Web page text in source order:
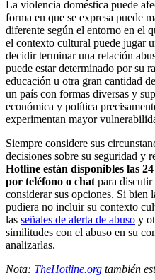
La violencia doméstica puede
forma en que se expresa puede
diferente según el entorno en el
el contexto cultural puede jugar
decidir terminar una relación
puede estar determinado por su
educación u otra gran cantidad
un país con formas diversas y
económica y política
experimentan mayor
Siempre considere sus
decisiones sobre su seguridad y
Hotline están disponibles las
por teléfono o chat para discutir
considerar sus opciones. Si bien
pudiera no incluir su contexto
las señales de alerta de abuso y
similitudes con el abuso en su
analizarlas.
Nota: TheHotline.org también